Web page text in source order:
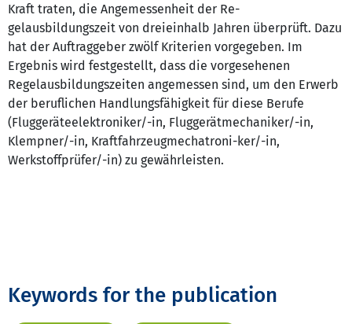
Kraft traten, die Angemessenheit der Re-
gelausbildungszeit von dreieinhalb Jahren überprüft. Dazu
hat der Auftraggeber zwölf Kriterien vorgegeben. Im
Ergebnis wird festgestellt, dass die vorgesehenen
Regelausbildungszeiten angemessen sind, um den Erwerb
der beruflichen Handlungsfähigkeit für diese Berufe
(Fluggeräteelektroniker/-in, Fluggerätmechaniker/-in,
Klempner/-in, Kraftfahrzeugmechatroni-ker/-in,
Werkstoffprüfer/-in) zu gewährleisten.
Keywords for the publication